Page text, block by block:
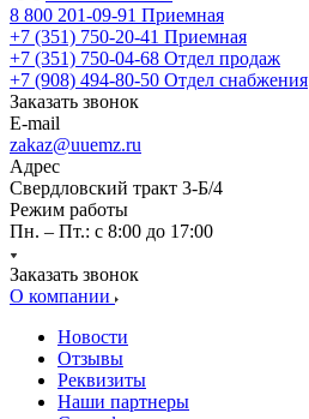
8 800 201-09-91 Приемная
+7 (351) 750-20-41 Приемная
+7 (351) 750-04-68 Отдел продаж
+7 (908) 494-80-50 Отдел снабжения
Заказать звонок
E-mail
zakaz@uuemz.ru
Адрес
Свердловский тракт 3-Б/4
Режим работы
Пн. – Пт.: с 8:00 до 17:00
Заказать звонок
О компании
Новости
Отзывы
Реквизиты
Наши партнеры